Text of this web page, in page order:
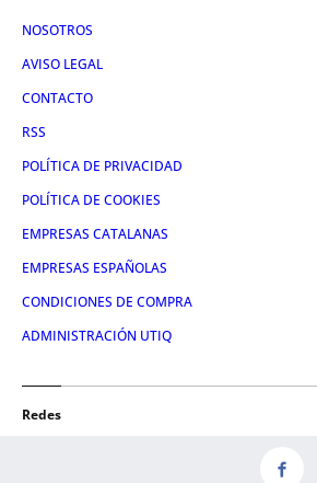
NOSOTROS
AVISO LEGAL
CONTACTO
RSS
POLÍTICA DE PRIVACIDAD
POLÍTICA DE COOKIES
EMPRESAS CATALANAS
EMPRESAS ESPAÑOLAS
CONDICIONES DE COMPRA
ADMINISTRACIÓN UTIQ
Redes